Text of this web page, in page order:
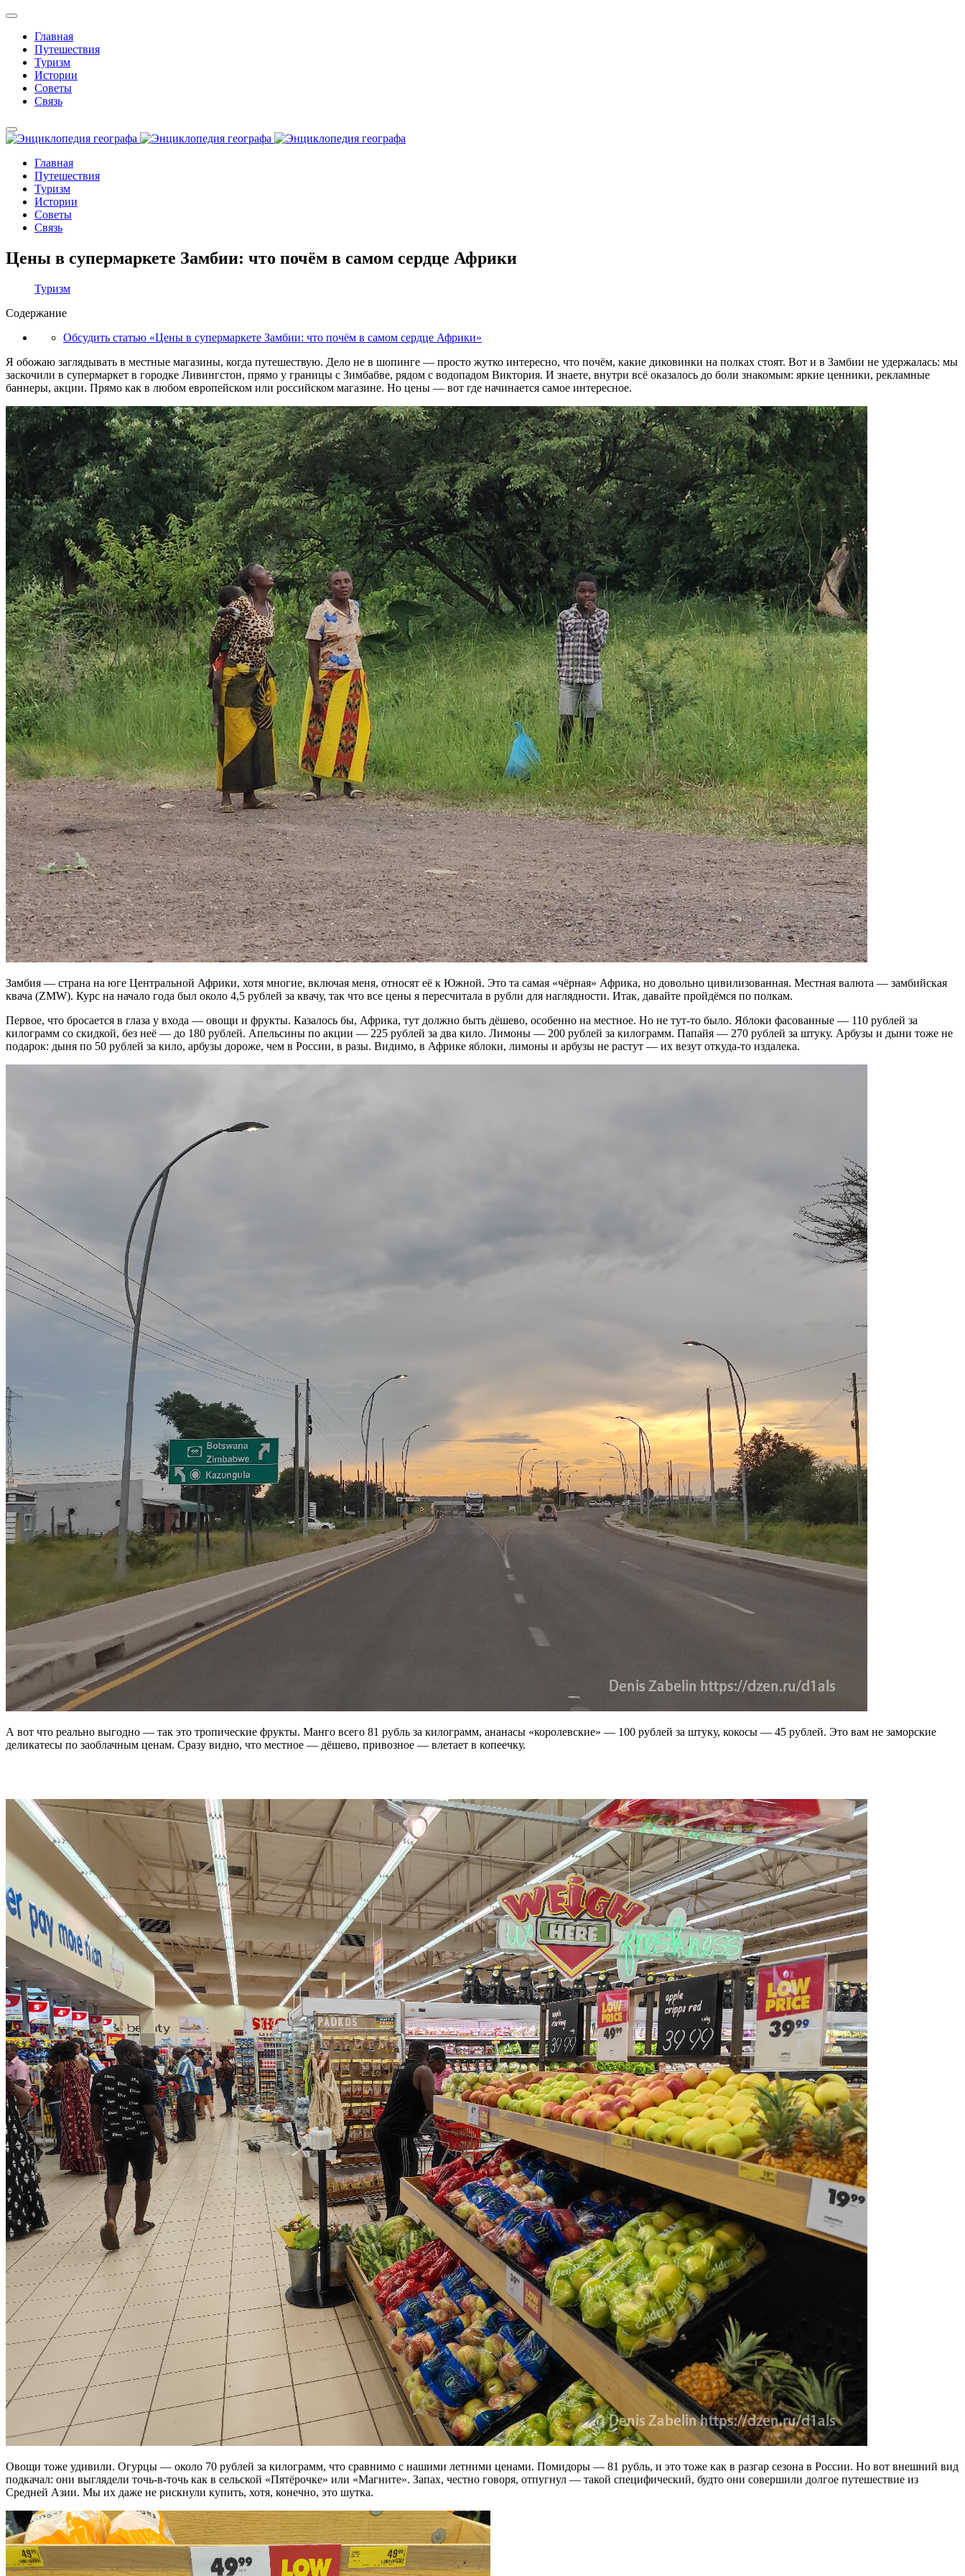
Главная
Путешествия
Туризм
Истории
Советы
Связь
Главная
Путешествия
Туризм
Истории
Советы
Связь
Цены в супермаркете Замбии: что почём в самом сердце Африки
Туризм
Содержание
Обсудить статью «Цены в супермаркете Замбии: что почём в самом сердце Африки»
Я обожаю заглядывать в местные магазины, когда путешествую. Дело не в шопинге — просто жутко интересно, что почём, какие диковинки на полках стоят. Вот и в Замбии не удержалась: мы
заскочили в супермаркет в городке Ливингстон, прямо у границы с Зимбабве, рядом с водопадом Виктория. И знаете, внутри всё оказалось до боли знакомым: яркие ценники, рекламные
баннеры, акции. Прямо как в любом европейском или российском магазине. Но цены — вот где начинается самое интересное.
Замбия — страна на юге Центральной Африки, хотя многие, включая меня, относят её к Южной. Это та самая «чёрная» Африка, но довольно цивилизованная. Местная валюта — замбийская
квача (ZMW). Курс на начало года был около 4,5 рублей за квачу, так что все цены я пересчитала в рубли для наглядности. Итак, давайте пройдёмся по полкам.
Первое, что бросается в глаза у входа — овощи и фрукты. Казалось бы, Африка, тут должно быть дёшево, особенно на местное. Но не тут-то было. Яблоки фасованные — 110 рублей за
килограмм со скидкой, без неё — до 180 рублей. Апельсины по акции — 225 рублей за два кило. Лимоны — 200 рублей за килограмм. Папайя — 270 рублей за штуку. Арбузы и дыни тоже не
подарок: дыня по 50 рублей за кило, арбузы дороже, чем в России, в разы. Видимо, в Африке яблоки, лимоны и арбузы не растут — их везут откуда-то издалека.
А вот что реально выгодно — так это тропические фрукты. Манго всего 81 рубль за килограмм, ананасы «королевские» — 100 рублей за штуку, кокосы — 45 рублей. Это вам не заморские
деликатесы по заоблачным ценам. Сразу видно, что местное — дёшево, привозное — влетает в копеечку.
Овощи тоже удивили. Огурцы — около 70 рублей за килограмм, что сравнимо с нашими летними ценами. Помидоры — 81 рубль, и это тоже как в разгар сезона в России. Но вот внешний вид
подкачал: они выглядели точь-в-точь как в сельской «Пятёрочке» или «Магните». Запах, честно говоря, отпугнул — такой специфический, будто они совершили долгое путешествие из
Средней Азии. Мы их даже не рискнули купить, хотя, конечно, это шутка.